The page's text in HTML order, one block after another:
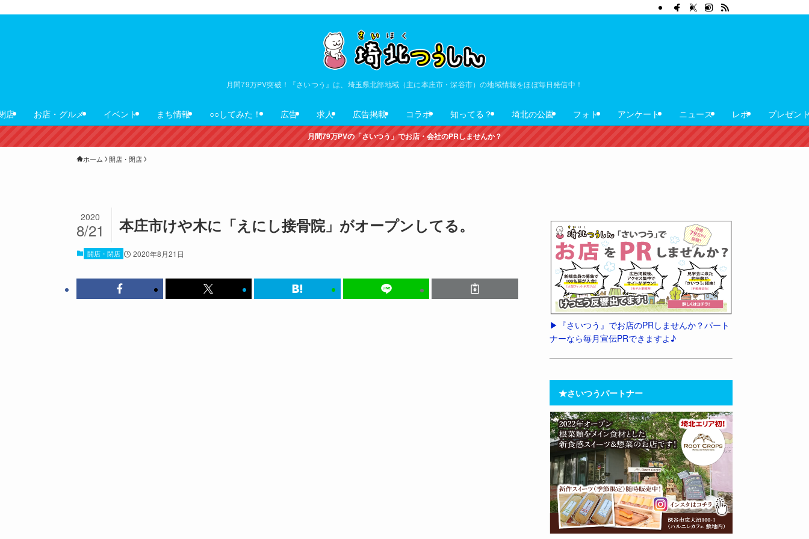
月間79万PV突破！『さいつう』は、埼玉県北部地域（主に本庄市・深谷市）の地域情報をほぼ毎日発信中！
店 お店・グルメ イベント まち情報 ○○してみた！ 広告 求人 広告掲載 コラボ 知ってる？ 埼北の公園 フォト アンケート ニュース レポ プレゼン
月間79万PVの「さいつう」でお店・会社のPRしませんか？
ホーム 開店・閉店
本庄市けや木に「えにし接骨院」がオープンしてる。
2020
8/21
開店・閉店 2020年8月21日
▶︎『さいつう』でお店のPRしませんか？パート
ナーなら毎月宣伝PRできますよ♪
★さいつうパートナー